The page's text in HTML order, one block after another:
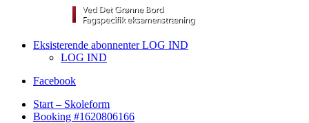
Eksisterende abonnenter LOG IND
LOG IND
Facebook
Start – Skoleform
Booking #1620806166